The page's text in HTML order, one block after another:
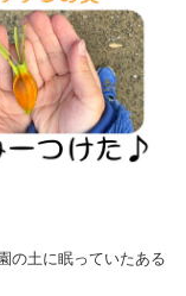
の土に眠っていたある